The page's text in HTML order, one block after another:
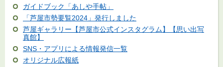
ガイドブック「あしや手帖」
「芦屋市勢要覧2024」発行しました
芦屋ギャラリー【芦屋市公式インスタグラム】【思い出写
真館】
SNS・アプリによる情報発信一覧
オリジナル広報紙